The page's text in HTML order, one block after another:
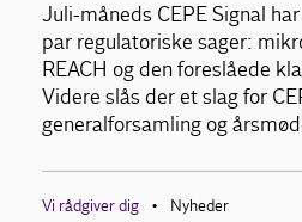
Juli-måneds CEPE Signal
par regulatoriske sager:
REACH og den foreslåede
Videre slås der et slag for
generalforsamling og
Vi rådgiver dig • Nyheder